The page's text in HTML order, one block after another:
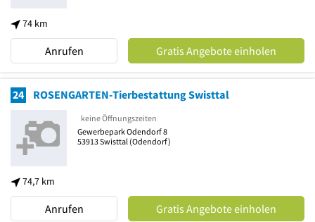
74 km
Anrufen Gratis Angebote einholen
24 ROSENGARTEN-Tierbestattung Swisttal
74,7 km
keine Öffnungszeiten
Gewerbepark Odendorf 8
53913Swisttal (Odendorf)
Anrufen Gratis Angebote einholen